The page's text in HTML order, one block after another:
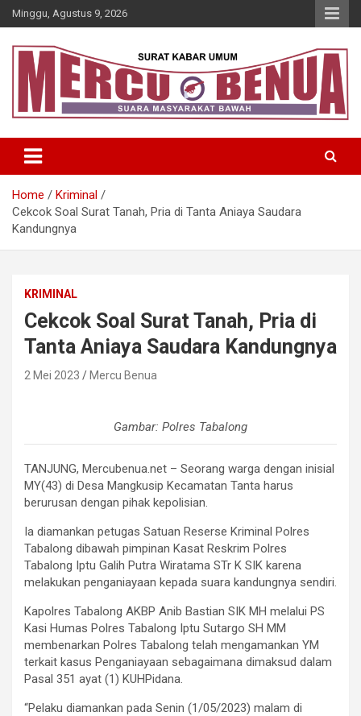
Skip
to
Minggu, Agustus 9, 2026
Mercu Benua
Home
Kriminal
Cekcok Soal Surat Tanah, Pria di Tanta Aniaya Saudara
Kandungnya
KRIMINAL
Cekcok Soal Surat Tanah, Pria di
Tanta Aniaya Saudara Kandungnya
2 Mei 2023 Mercu Benua
Gambar: Polres Tabalong
TANJUNG, Mercubenua.net – Seorang warga dengan inisial
MY(43) di Desa Mangkusip Kecamatan Tanta harus
berurusan dengan pihak kepolisian.
Ia diamankan petugas Satuan Reserse Kriminal Polres
Tabalong dibawah pimpinan Kasat Reskrim Polres
Tabalong Iptu Galih Putra Wiratama STr K SIK karena
melakukan penganiayaan kepada suara kandungnya sendiri.
Kapolres Tabalong AKBP Anib Bastian SIK MH melalui PS
Kasi Humas Polres Tabalong Iptu Sutargo SH MM
membenarkan Polres Tabalong telah mengamankan YM
terkait kasus Penganiayaan sebagaimana dimaksud dalam
Pasal 351 ayat (1) KUHPidana.
“Pelaku diamankan pada Senin (1/05/2023) malam di